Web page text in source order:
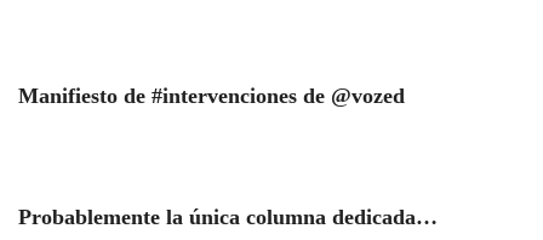
Manifiesto de #intervenciones de @vozed
Probablemente la única columna dedicada…